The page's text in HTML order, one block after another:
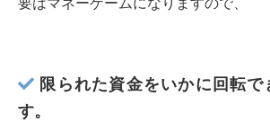
限られた資金をいかに回転で
す。